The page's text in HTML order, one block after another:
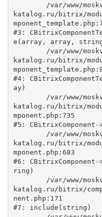
katalog.ru/bitrix/
#3:
e(array, array,
katalog.ru/bitrix/
#4:
ay)
katalog.ru/bitrix/
mponent.php:735
#5: CBitrixComponent-
katalog.ru/bitrix/
mponent.php:683
#6: CBitrixComponent-
ring)
katalog.ru/bitrix/
nent.php:171
#7: include(string)